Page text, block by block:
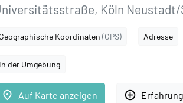
Köln Neustadt/
Geographische Koordinaten (GPS) Adresse
In der Umgebung
place Auf Karte anzeigen add_circle_outline